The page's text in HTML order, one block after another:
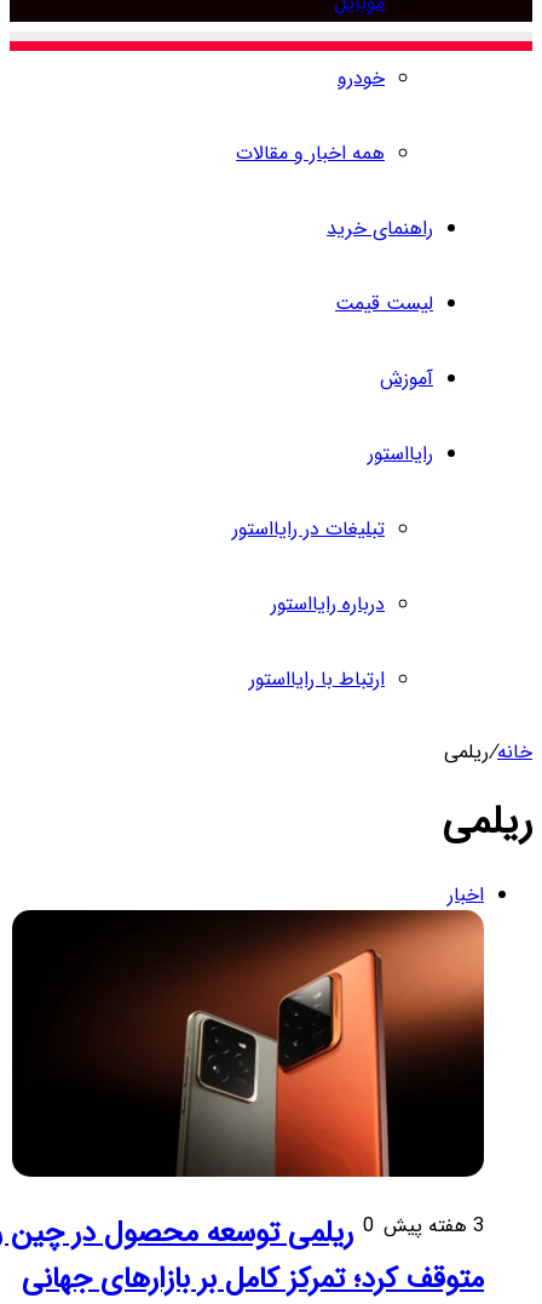
خودرو
همه اخبار و مقالات
راهنمای خرید
لیست قیمت
آموزش
رایااستور
تبلیغات در رایااستور
درباره رایااستور
ارتباط با رایااستور
برای
/ریلمی
اخبار
0 ریلمی توسعه محصول در چین را
متوقف کرد؛ تمرکز کامل بر بازارهای جهانی